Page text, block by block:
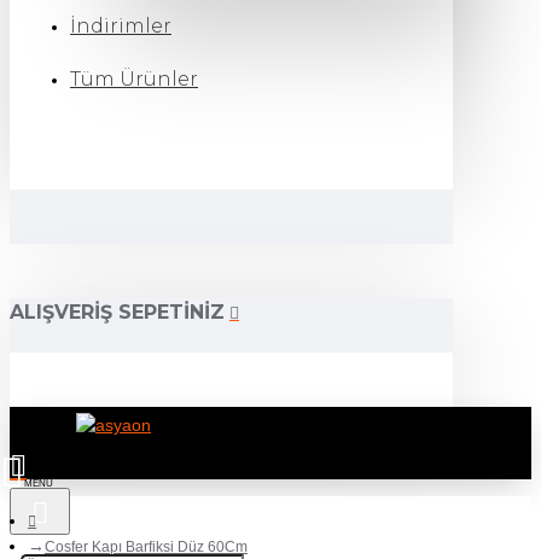
İndirimler
Tüm Ürünler
ALIŞVERIŞ SEPETINIZ
Cosfer Kapı Barfiksi Düz 60Cm